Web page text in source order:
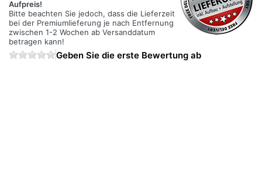
Aufpreis!
Bitte beachten Sie jedoch, dass die Lieferzeit
bei der Premiumlieferung je nach Entfernung
zwischen 1-2 Wochen ab Versanddatum
betragen kann!
Geben Sie die erste Bewertung ab